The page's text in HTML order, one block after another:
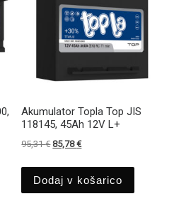
€.
163,55 €.
Akumulator Topla Top JIS
118145, 45Ah 12V L+
95,31€Izvirna cena je bila: 95,31 €.
85,78€Trenutna cena je:
Dodaj v košarico